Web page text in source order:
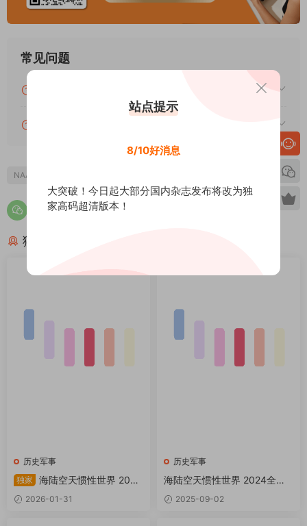
常见问题
NAAS
猜你喜欢
历史军事
独家
海陆空天惯性世界 2025
全年共12本 PDF
2026-01-31
历史军事
海陆空天惯性世界 2024全年
共12本 PDF
2025-09-02
站点提示
8/10好消息
大突破！今日起大部分国内杂志发布将改为独
家高码超清版本！